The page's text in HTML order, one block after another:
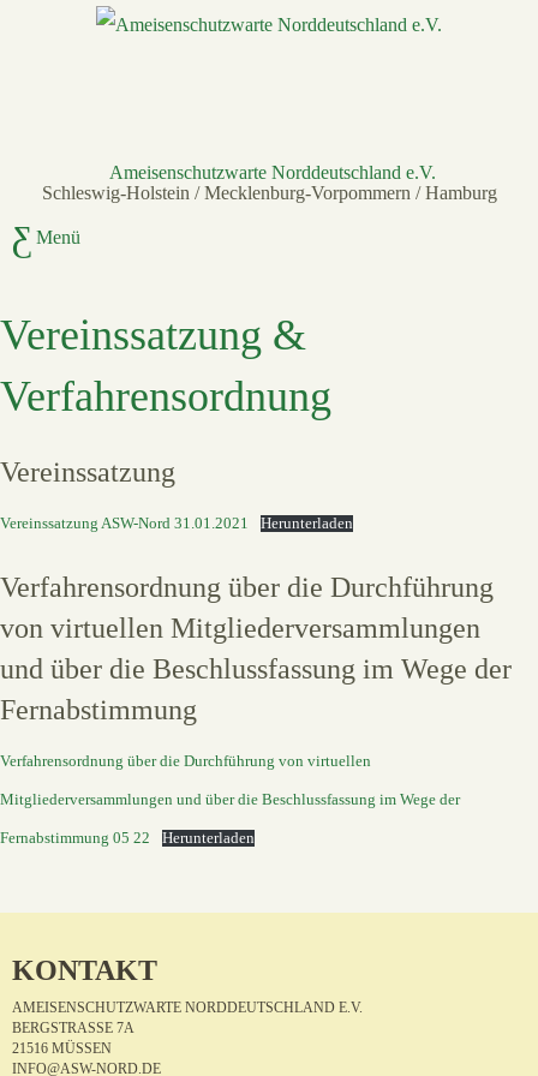
Ameisenschutzwarte Norddeutschland e.V.
Schleswig-Holstein / Mecklenburg-Vorpommern / Hamburg
Menü
Vereinssatzung &
Verfahrensordnung
Vereinssatzung
Vereinssatzung ASW-Nord 31.01.2021 Herunterladen
Verfahrensordnung über die Durchführung
von virtuellen Mitgliederversammlungen
und über die Beschlussfassung im Wege der
Fernabstimmung
Verfahrensordnung über die Durchführung von virtuellen
Mitgliederversammlungen und über die Beschlussfassung im Wege der
Fernabstimmung 05 22 Herunterladen
KONTAKT
AMEISENSCHUTZWARTE NORDDEUTSCHLAND E.V.
BERGSTRASSE 7A
21516 MÜSSEN
INFO@ASW-NORD.DE